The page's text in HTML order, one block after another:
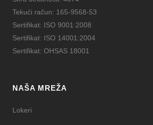
Tekući račun: 165-9568-53
Sertifikat: ISO 9001:2008
Sertifikat: ISO 14001:2004
Sertifikat: OHSAS 18001
NAŠA MREŽA
Lokeri